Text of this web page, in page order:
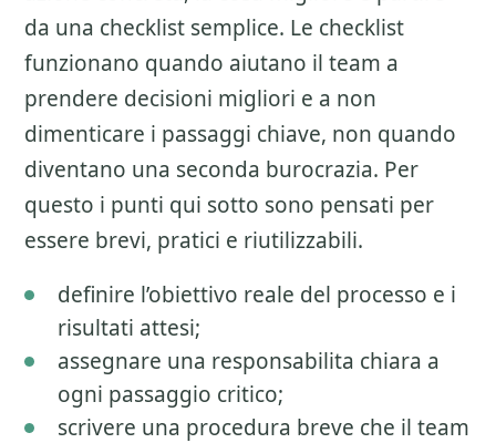
da una checklist semplice. Le checklist
funzionano quando aiutano il team a
prendere decisioni migliori e a non
dimenticare i passaggi chiave, non quando
diventano una seconda burocrazia. Per
questo i punti qui sotto sono pensati per
essere brevi, pratici e riutilizzabili.
definire l’obiettivo reale del processo e i
risultati attesi;
assegnare una responsabilita chiara a
ogni passaggio critico;
scrivere una procedura breve che il team